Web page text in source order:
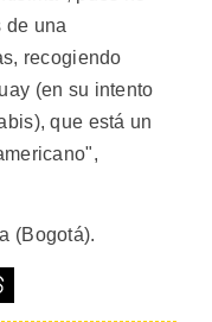
de una
recogiendo
(en su intento
que está un
(Bogotá).